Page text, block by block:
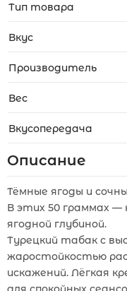
Тип товара
Вкус
Производитель
Вес
Вкусопередача
Описание
Тёмные ягоды и
В этих 50 граммах —
ягодной глубиной.
Турецкий табак с
жаростойкостью
искажений. Лёгкая